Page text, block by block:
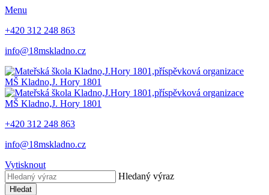
Menu
+420 312 248 863
info@18mskladno.cz
MŠ Kladno,J. Hory 1801
MŠ Kladno,J. Hory 1801
+420 312 248 863
info@18mskladno.cz
Vytisknout
Hledaný výraz
Hledat